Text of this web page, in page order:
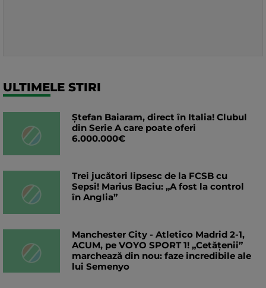
ULTIMELE STIRI
Ștefan Baiaram, direct în Italia! Clubul
din Serie A care poate oferi
6.000.000€
Trei jucători lipsesc de la FCSB cu
Sepsi! Marius Baciu: „A fost la control
în Anglia”
Manchester City - Atletico Madrid 2-1,
ACUM, pe VOYO SPORT 1! „Cetățenii”
marchează din nou: faze incredibile ale
lui Semenyo